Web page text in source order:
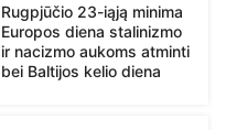
Rugpjūčio 23-iąją minima
Europos diena stalinizmo
ir nacizmo aukoms atminti
bei Baltijos kelio diena